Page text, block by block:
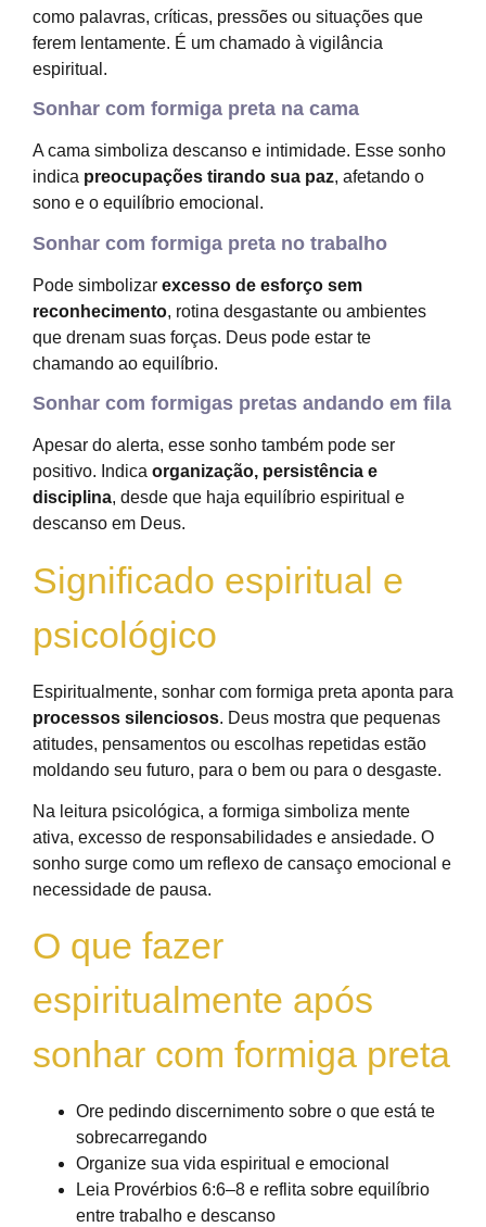
como palavras, críticas, pressões ou situações que
ferem lentamente. É um chamado à vigilância
espiritual.
Sonhar com formiga preta na cama
A cama simboliza descanso e intimidade. Esse sonho
indica preocupações tirando sua paz, afetando o
sono e o equilíbrio emocional.
Sonhar com formiga preta no trabalho
Pode simbolizar excesso de esforço sem
reconhecimento, rotina desgastante ou ambientes
que drenam suas forças. Deus pode estar te
chamando ao equilíbrio.
Sonhar com formigas pretas andando em fila
Apesar do alerta, esse sonho também pode ser
positivo. Indica organização, persistência e
disciplina, desde que haja equilíbrio espiritual e
descanso em Deus.
Significado espiritual e
psicológico
Espiritualmente, sonhar com formiga preta aponta para
processos silenciosos. Deus mostra que pequenas
atitudes, pensamentos ou escolhas repetidas estão
moldando seu futuro, para o bem ou para o desgaste.
Na leitura psicológica, a formiga simboliza mente
ativa, excesso de responsabilidades e ansiedade. O
sonho surge como um reflexo de cansaço emocional e
necessidade de pausa.
O que fazer
espiritualmente após
sonhar com formiga preta
Ore pedindo discernimento sobre o que está te
sobrecarregando
Organize sua vida espiritual e emocional
Leia Provérbios 6:6–8 e reflita sobre equilíbrio
entre trabalho e descanso